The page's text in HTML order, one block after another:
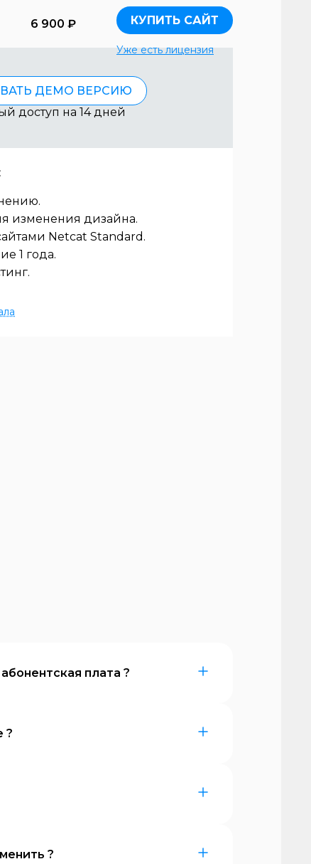
6 900 ₽ КУПИТЬ САЙТ
Уже есть лицензия
ДЕМО ВЕРСИЮ
доступ на 14 дней
изменения дизайна.
Netcat Standard .
1 года.
плата ?
?
?